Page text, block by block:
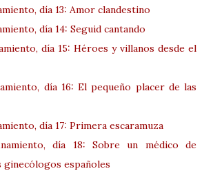
día 13: Amor clandestino
día 14: Seguid cantando
día 15: Héroes y villanos desde el
día 16: El pequeño placer de las
día 17: Primera escaramuza
día 18: Sobre un médico de
ginecólogos españoles